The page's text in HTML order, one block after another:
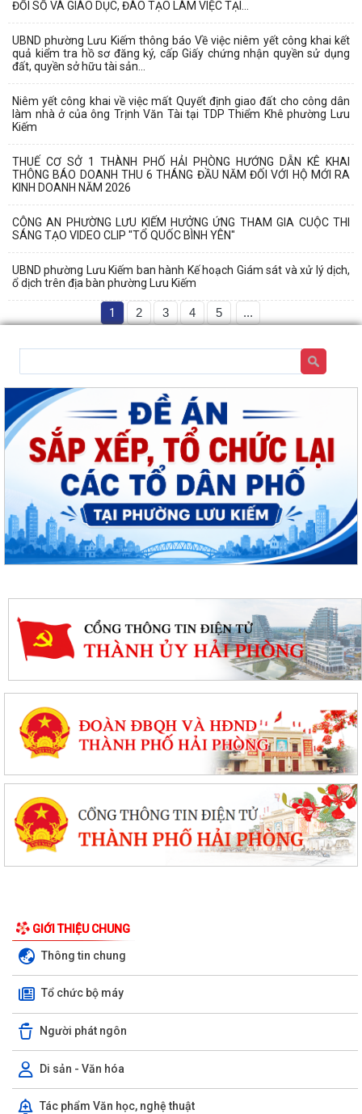
ĐỔI SỐ VÀ GIÁO DỤC, ĐÀO TẠO LÀM VIỆC TẠI...
UBND phường Lưu Kiếm thông báo Về việc niêm yết công khai kết
quả kiểm tra hồ sơ đăng ký, cấp Giấy chứng nhận quyền sử dụng
đất, quyền sở hữu tài sản...
Niêm yết công khai về việc mất Quyết định giao đất cho công dân
làm nhà ở của ông Trịnh Văn Tài tại TDP Thiểm Khê phường Lưu
Kiếm
THUẾ CƠ SỞ 1 THÀNH PHỐ HẢI PHÒNG HƯỚNG DẪN KÊ KHAI
THÔNG BÁO DOANH THU 6 THÁNG ĐẦU NĂM ĐỐI VỚI HỘ MỚI RA
KINH DOANH NĂM 2026
CÔNG AN PHƯỜNG LƯU KIẾM HƯỞNG ỨNG THAM GIA CUỘC THI
SÁNG TẠO VIDEO CLIP "TỔ QUỐC BÌNH YÊN"
UBND phường Lưu Kiếm ban hành Kế hoạch Giám sát và xử lý dịch,
ổ dịch trên địa bàn phường Lưu Kiếm
1 2 3 4 5 ...
GIỚI THIỆU CHUNG
Thông tin chung
Tổ chức bộ máy
Người phát ngôn
Di sản - Văn hóa
Tác phẩm Văn học, nghệ thuật